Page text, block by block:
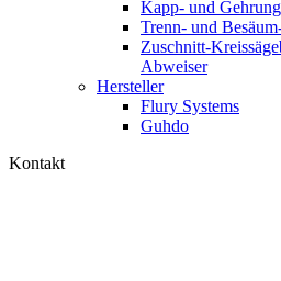
Kapp- und
Trenn- und
Zuschnitt-
Abweiser
Hersteller
Flury Systems
Guhdo
Kontakt